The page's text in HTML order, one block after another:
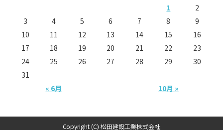
« 6月 10月 »
1
2
3
4 5 6 7 8
9
10
11 12 13 14 15
16
17
18 19 20 21 22
23
24
25 26 27 28 29
30
31
Copyright (C) 松田建設工業株式会社